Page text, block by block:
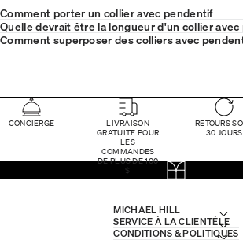
Comment porter un collier avec pendentif
Quelle devrait être la longueur d'un collier
Comment superposer des colliers avec
CONCIERGE
LIVRAISON
GRATUITE POUR
LES
COMMANDES
DE PLUS DE 100
$
RETOURS
30 JOURS
MICHAEL HILL
SERVICE À LA CLIENTÈLE
CONDITIONS & POLITIQUES